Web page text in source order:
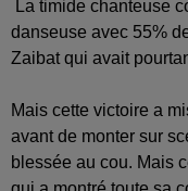
La timide chanteuse
danseuse avec 55%
Zaibat qui avait
Mais cette victoire a
avant de monter sur
blessée au cou. Mais